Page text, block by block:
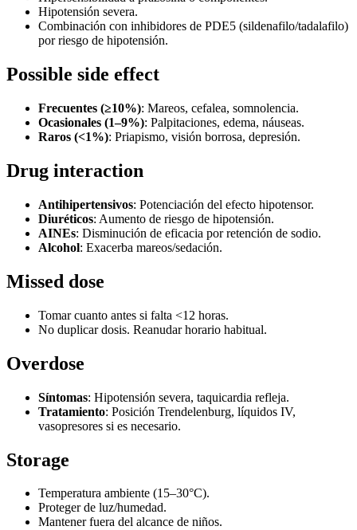
Hipotensión severa.
Combinación con inhibidores de PDE5 (sildenafilo/tadalafilo)
por riesgo de hipotensión.
Possible side effect
Frecuentes (≥10%): Mareos, cefalea, somnolencia.
Ocasionales (1–9%): Palpitaciones, edema, náuseas.
Raros (<1%): Priapismo, visión borrosa, depresión.
Drug interaction
Antihipertensivos: Potenciación del efecto hipotensor.
Diuréticos: Aumento de riesgo de hipotensión.
AINEs: Disminución de eficacia por retención de sodio.
Alcohol: Exacerba mareos/sedación.
Missed dose
Tomar cuanto antes si falta <12 horas.
No duplicar dosis. Reanudar horario habitual.
Overdose
Síntomas: Hipotensión severa, taquicardia refleja.
Tratamiento: Posición Trendelenburg, líquidos IV,
vasopresores si es necesario.
Storage
Temperatura ambiente (15–30°C).
Proteger de luz/humedad.
Mantener fuera del alcance de niños.